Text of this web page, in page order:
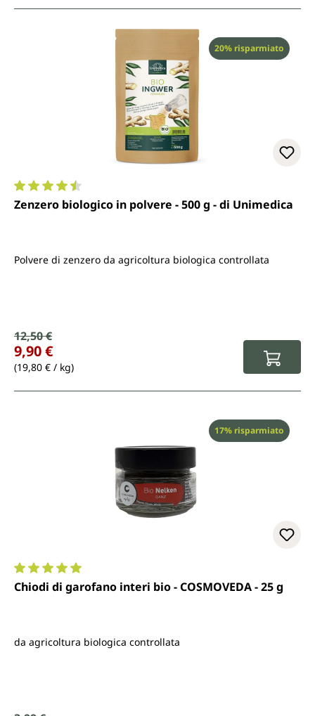
Sconto
20% risparmiato
Valutazione media di 4.6 su 5 stelle
Zenzero biologico in polvere - 500 g - di Unimedica
Polvere di zenzero da agricoltura biologica controllata
Prezzo di vendita:
Prezzo normale:
12,50 €
9,90 €
(19,80 € / kg)
Sconto
17% risparmiato
Valutazione media di 5 su 5 stelle
Chiodi di garofano interi bio - COSMOVEDA - 25 g
da agricoltura biologica controllata